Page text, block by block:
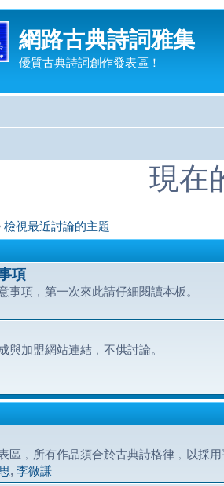
網路古典詩詞雅集
優質古典詩詞創作發表區！
現在
檢視最近討論的主題
項
事項﹐第一次來此請仔細閱讀本板。
與加盟網站連結﹐不供討論。
區﹐所有作品須合於古典詩格律﹐以採
, 李微謙